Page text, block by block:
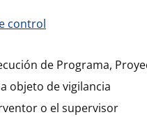
control
de Programa,
objeto de vigilancia
o el supervisor